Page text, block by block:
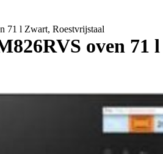
71 l Zwart, Roestvrijstaal
oven 71